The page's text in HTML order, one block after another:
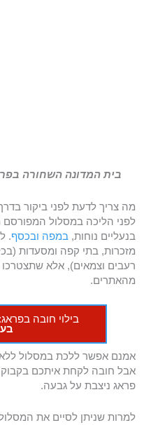
בית המדונה השחורה
מה צריך לדעת לפני ביקור
לפני הליכה במסלול
בנעליים נוחות, במפה ובכסף.
מזכרות, בתי קפה ומסעדות
רעבים וצמאים), אלא
מהאתרים.
בילוי חובה
אמנם אפשר ללכת במסלול ללא
אבל חובה לקחת איתכם בקבוק
פראג ניצבת על גבעה.
למרות שניתן לסיים את